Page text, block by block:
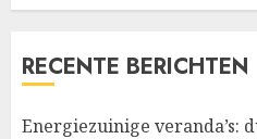
RECENTE BERICHTEN
Energiezuinige veranda’s: